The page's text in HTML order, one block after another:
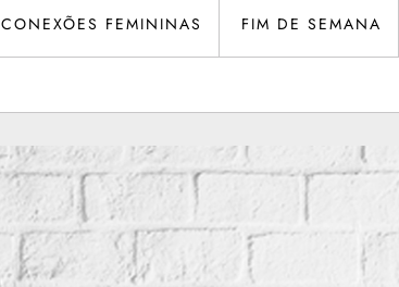
CONEXÕES FEMININAS FIM DE SEMANA